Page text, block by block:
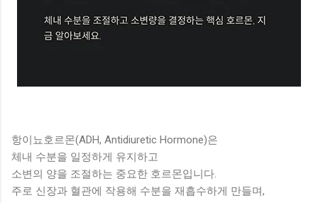
항이뇨호르몬(ADH, Antidiuretic Hormone)은
체내 수분을 일정하게 유지하고
소변의 양을 조절하는 중요한 호르몬입니다.
주로 신장과 혈관에 작용해 수분을 재흡수하게 만들며,